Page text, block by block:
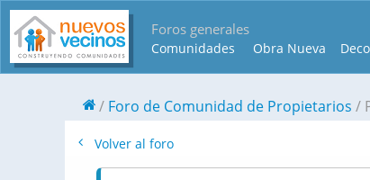
Foros generales
Comunidades Obra Nueva
Foro de Comunidad de Propietarios
Volver al foro